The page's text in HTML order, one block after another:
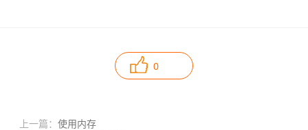
0
上一篇： 使用内存